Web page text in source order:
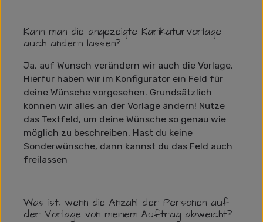
Kann man die angezeigte Karikaturvorlage
auch ändern lassen?
Ja, auf Wunsch verändern wir auch die Vorlage.
Hierfür haben wir im Konfigurator ein Feld für
deine Wünsche vorgesehen. Grundsätzlich
können wir alles an der Vorlage ändern! Nutze
das Textfeld, um deine Wünsche so genau wie
möglich zu beschreiben. Hast du keine
Sonderwünsche, dann kannst du das Feld auch
freilassen
Was ist, wenn die Anzahl der Personen auf
der Vorlage von meinem Auftrag abweicht?